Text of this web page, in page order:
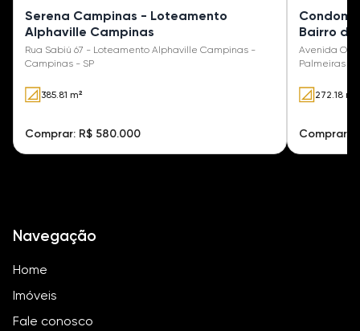
Serena Campinas - Loteamento
Alphaville Campinas
Rua Sabiú 67 - Loteamento Alphaville Campinas -
Campinas - SP
385.81 m²
Comprar: R$ 580.000
Bairro
Avenida
Palmeiras -
272.18 m²
Comprar:
Navegação
Home
Imóveis
Fale conosco